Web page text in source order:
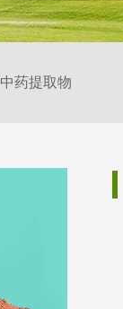
中药提取物